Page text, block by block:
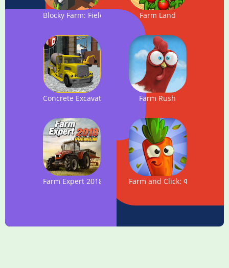
Blocky Farm: Field Worker SIMFarm Land
Concrete Excavator SimulatorFarm Rush
Farm Expert 2018 PremiumFarm and Click: Ферма